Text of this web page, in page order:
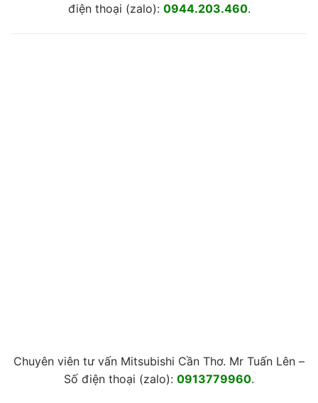
điện thoại (zalo): 0944.203.460.
Chuyên viên tư vấn Mitsubishi Cần Thơ. Mr Tuấn Lên –
Số điện thoại (zalo): 0913779960.